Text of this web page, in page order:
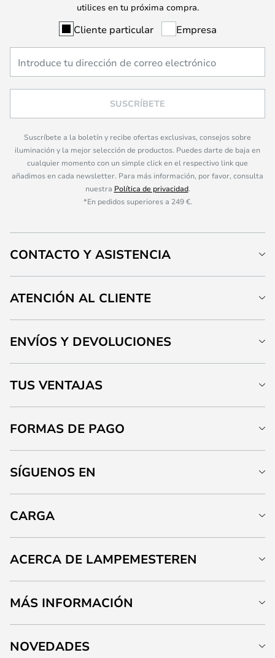
utilices en tu próxima compra.
Cliente particular Empresa
SUSCRÍBETE
Suscríbete a la boletín y recibe ofertas exclusivas, consejos sobre
iluminación y la mejor selección de productos. Puedes darte de baja en
cualquier momento con un simple click en el respectivo link que
añadimos en cada newsletter. Para más información, por favor, consulta
nuestra Política de privacidad.
*En pedidos superiores a 249 €.
CONTACTO Y ASISTENCIA
ATENCIÓN AL CLIENTE
ENVÍOS Y DEVOLUCIONES
TUS VENTAJAS
FORMAS DE PAGO
SÍGUENOS EN
CARGA
ACERCA DE LAMPEMESTEREN
MÁS INFORMACIÓN
NOVEDADES